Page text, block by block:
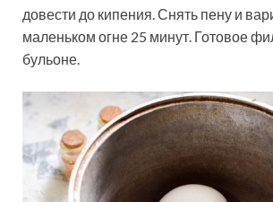
довести до кипения. Снять пену и
маленьком огне 25 минут. Готовое
бульоне.